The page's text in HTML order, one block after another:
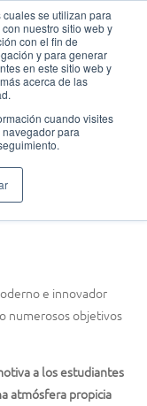
se utilizan para
nuestro sitio web y
con el fin de
y para generar
en este sitio web y
acerca de las
cuando visites
para
aula!
e innovador
numerosos objetivos
a los estudiantes
atmósfera propicia